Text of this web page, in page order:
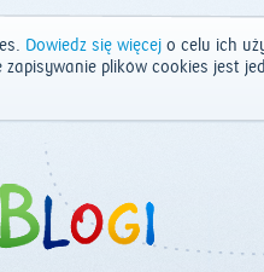
Dowiedz się więcejo celu ich
plików cookies jest